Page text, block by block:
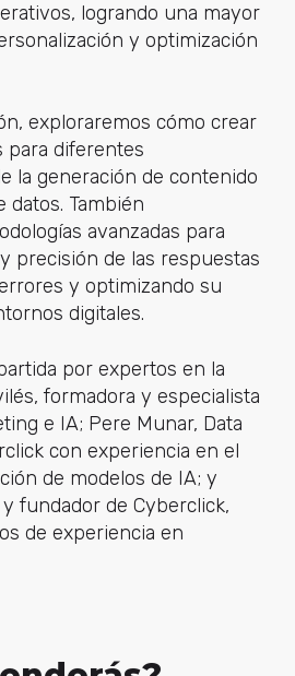
logrando una mayor
y optimización
exploraremos cómo crear
diferentes
la generación de contenido
datos. También
avanzadas para
precisión de las respuestas
y optimizando su
digitales.
por expertos en la
formadora y especialista
e IA; Pere Munar, Data
con experiencia en el
de modelos de IA; y
y fundador de Cyberclick,
de experiencia en